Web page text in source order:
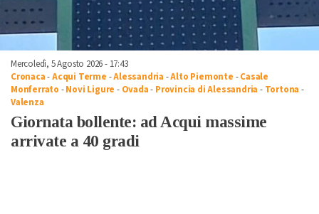
Mercoledì, 5 Agosto 2026 - 17:43
Cronaca-Acqui Terme -Alessandria -Alto Piemonte -Casale
Monferrato -Novi Ligure - Ovada- Provincia di Alessandria - Tortona -
Valenza
Giornata bollente: ad Acqui massime
arrivate a 40 gradi